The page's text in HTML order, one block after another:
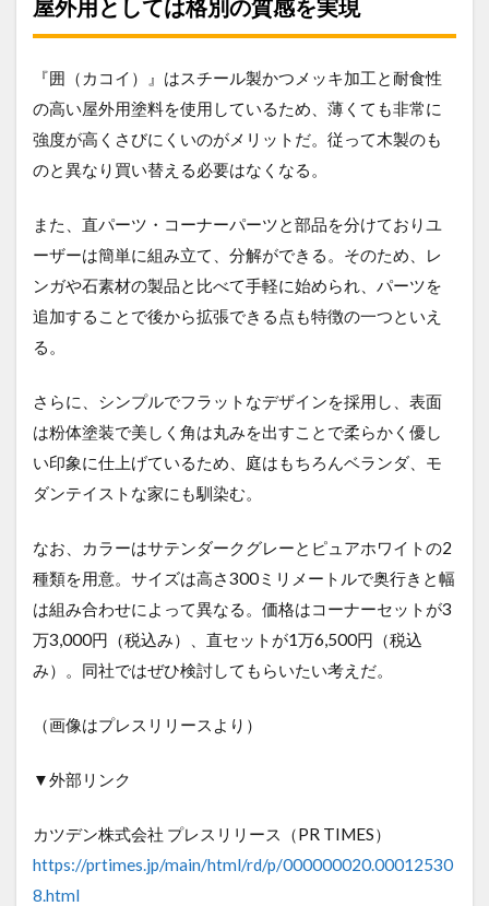
屋外用としては格別の質感を実現
『囲（カコイ）』はスチール製かつメッキ加工と耐食性
の高い屋外用塗料を使用しているため、薄くても非常に
強度が高くさびにくいのがメリットだ。従って木製のも
のと異なり買い替える必要はなくなる。
また、直パーツ・コーナーパーツと部品を分けておりユ
ーザーは簡単に組み立て、分解ができる。そのため、レ
ンガや石素材の製品と比べて手軽に始められ、パーツを
追加することで後から拡張できる点も特徴の一つといえ
る。
さらに、シンプルでフラットなデザインを採用し、表面
は粉体塗装で美しく角は丸みを出すことで柔らかく優し
い印象に仕上げているため、庭はもちろんベランダ、モ
ダンテイストな家にも馴染む。
なお、カラーはサテンダークグレーとピュアホワイトの2
種類を用意。サイズは高さ300ミリメートルで奥行きと幅
は組み合わせによって異なる。価格はコーナーセットが3
万3,000円（税込み）、直セットが1万6,500円（税込
み）。同社ではぜひ検討してもらいたい考えだ。
（画像はプレスリリースより）
▼外部リンク
カツデン株式会社 プレスリリース（PR TIMES）
https://prtimes.jp/main/html/rd/p/000000020.00012530
8.html